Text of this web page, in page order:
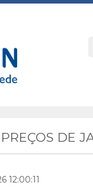
DE
12:00:11